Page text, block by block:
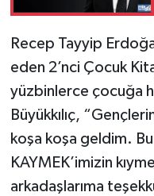
Recep Tayyip
eden 2’nci Çocuk
yüzbinlerce çocuğa
Büyükkılıç,
koşa koşa geldim. Bu
KAYMEK’imizin
arkadaşlarıma